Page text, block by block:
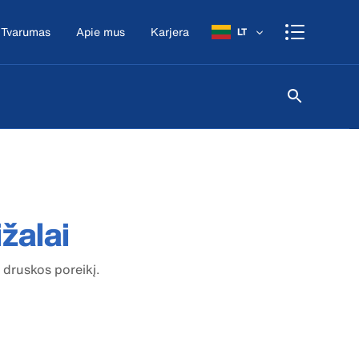
Tvarumas Apie mus Karjera LT
poreikį.